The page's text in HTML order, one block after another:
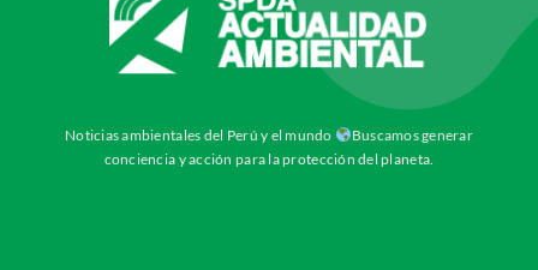
Noticias ambientales del Perú y el mundo
Buscamos generar
conciencia y acción para la protección del planeta.